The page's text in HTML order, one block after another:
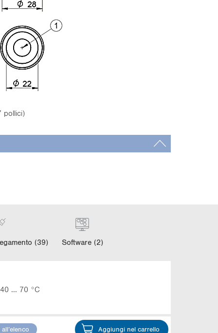
pollici)
(39) Software (2)
... 70 °C
Aggiungi nel carrello